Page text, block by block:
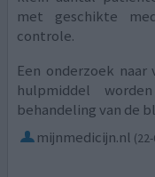
met geschikte
controle.
Een onderzoek
hulpmiddel
behandeling van de
mijnmedicijn.nl